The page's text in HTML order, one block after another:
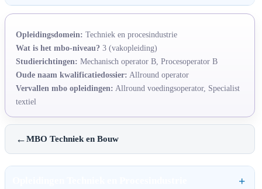
Opleidingsdomein: Techniek en procesindustrie
Wat is het mbo-niveau? 3 (vakopleiding)
Studierichtingen: Mechanisch operator B, Procesoperator B
Oude naam kwalificatiedossier: Allround operator
Vervallen mbo opleidingen: Allround voedingsoperator, Specialist
textiel
←MBO Techniek en Bouw